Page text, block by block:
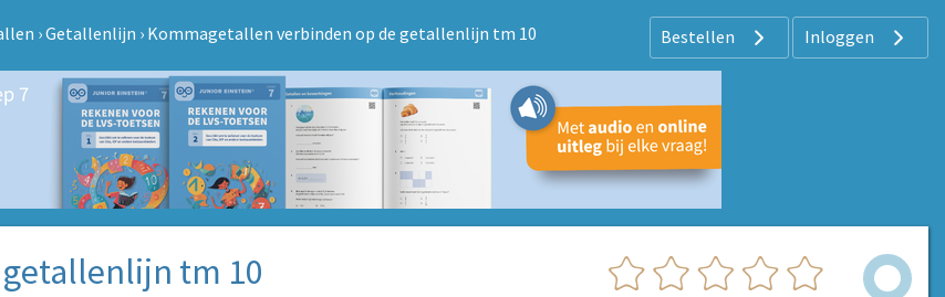
›Getallenlijn › Kommagetallen verbinden op de getallenlijn tm 10 Bestellen Inloggen
tm 10